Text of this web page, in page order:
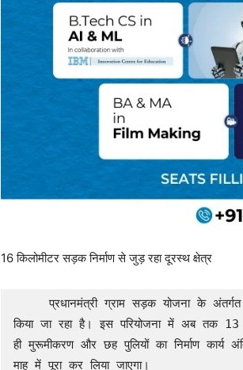
16 किलोमीटर सड़क निर्माण से जुड़ रहा दूरस्थ क्षेत्र
     प्रधानमंत्री ग्राम सड़क योजना के अंतर्गत बैल से मयूरीपारा तक 16 किलोमीटर लंबी सड़क का निर्माण
किया जा रहा है। इस परियोजना में अब तक 13
ही मुरूमीकरण और छह पुलियों का निर्माण कार्य
माह में पूरा कर लिया जाएगा।